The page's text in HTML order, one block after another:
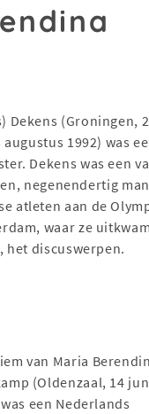
Dekens (Groningen,
1992) was
Dekens was een
negenendertig
atleten aan de
waar ze
het discuswerpen.
van Maria
(Oldenzaal, 14
een Nederlands